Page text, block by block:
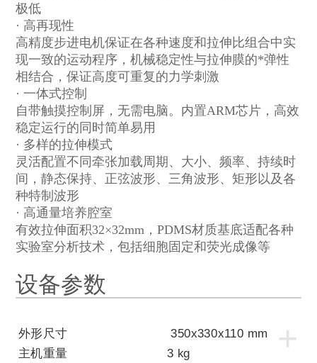
极低
· 高再现性
高精度步进电机保证在各种速度和拉伸比组合中实
现一致的运动程序，机械稳定性与拉伸膜的*弹性
相结合，保证高度可重复的力学刺激
· 一体式控制
自带触摸控制屏，无需电脑。内置ARM芯片，高效
稳定运行的同时简单易用
· 多样的拉伸模式
灵活配置不同牵张加载周期、大小、频率、持续时
间，静态保持、正弦波形、三角波形、矩形以及各
种特制波形
· 高通量培养腔室
有效拉伸面积32×32mm，PDMS材质基底适配各种
实验室分析技术，包括细胞固定和荧光成像等
设备参数
+
外形尺寸 350x330x110 mm
主机重量 3 kg